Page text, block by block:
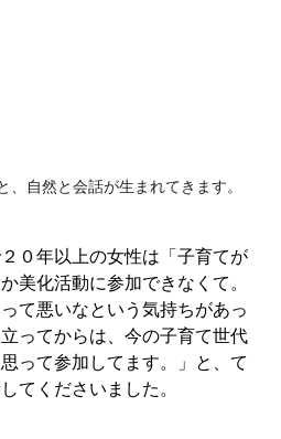
、自然と会話が生まれてきます。
０年以上の女性は「子育てが
美化活動に参加できなくて。
て悪いなという気持ちがあっ
ってからは、今の子育て世代
って参加してます。」と、て
てくださいました。